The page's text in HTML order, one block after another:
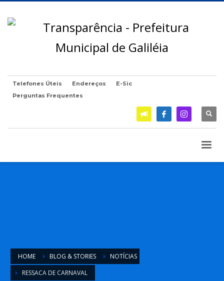
Telefones Úteis Endereços
E-Sic
Perguntas Frequentes
HOME BLOG & STORIES
NOTÍCIAS
RESSACA DE CARNAVAL